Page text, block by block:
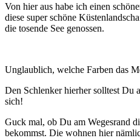
Von hier aus habe ich einen
diese super schöne
die tosende See genossen.
Unglaublich, welche Farben das
Den Schlenker hierher solltest Du
sich!
Guck mal, ob Du am Wegesrand
bekommst. Die wohnen hier